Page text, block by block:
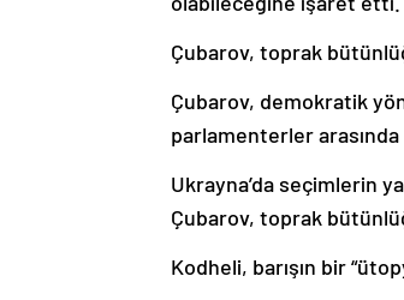
Çubarov, toprak
Çubarov, demokratik
parlamenterler arasında
Ukrayna’da seçimlerin
Çubarov, toprak
Kodheli, barışın bir